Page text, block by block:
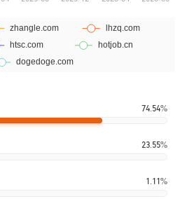
74.54%
23.55%
1.11%